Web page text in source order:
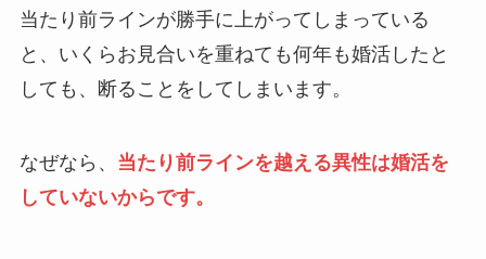
当たり前ラインが勝手に上がってしまっている
と、いくらお見合いを重ねても何年も婚活したと
しても、断ることをしてしまいます。
なぜなら、 当たり前ラインを越える異性は婚活を
していないからです。